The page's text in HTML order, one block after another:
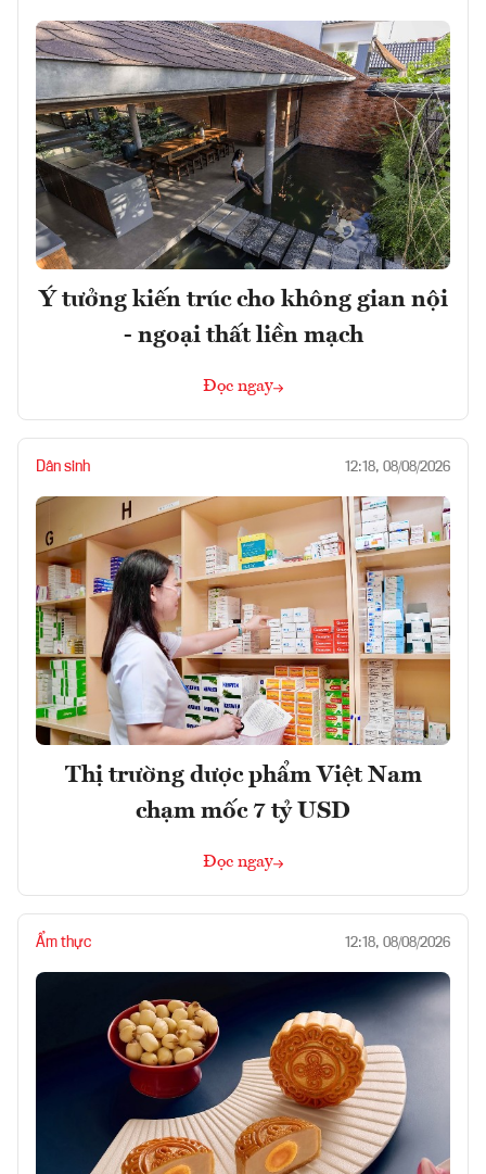
Ý tưởng kiến trúc cho không gian nội
- ngoại thất liền mạch
Đọc ngay
Dân sinh 12:18, 08/08/2026
Thị trường dược phẩm Việt Nam
chạm mốc 7 tỷ USD
Đọc ngay
Ẩm thực 12:18, 08/08/2026